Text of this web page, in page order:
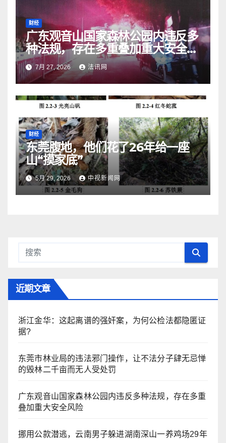
财经
广东观音山国家森林公园内违反多
种法规，存在多重叠加重大安全风
险7月 27, 2026 法讯网
财经
东莞腹地，他们花了26年给一座
山“摸家底”
5月 29, 2026 中视新闻网
近期文章
浙江金华：​这起离谱的强奸案，为何公检法都隐匿证
据?
东莞市林业局的违法邪门操作，让不法分子肆无忌惮
的毁林二千亩而无人受处罚
广东观音山国家森林公园内违反多种法规，存在多重
叠加重大安全风险
挪用公款潜逃，云南男子躲进湖南深山一养鸡场29年